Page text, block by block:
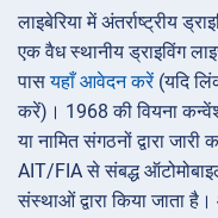
लाइबेरिया में अंतर्राष्ट्रीय
एक वैध स्थानीय ड्राइविंग
पासयहाँ आवेदन करें(यदि
करें)। 1968 की वियना
या नामित संगठनों द्वारा
AIT/FIA से संबद्ध
संस्थाओं द्वारा किया जाता